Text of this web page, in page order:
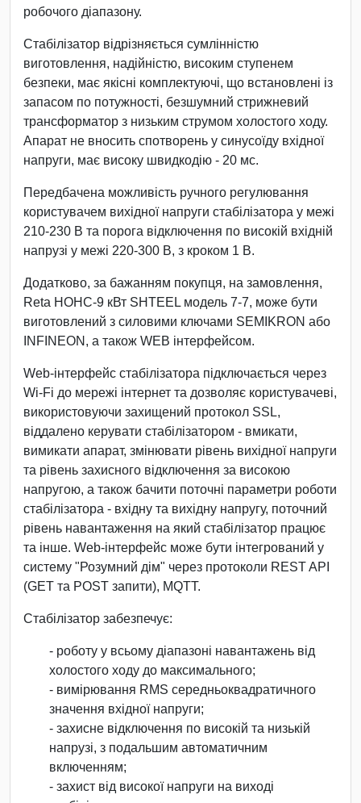
робочого діапазону.
Стабілізатор відрізняється сумлінністю
виготовлення, надійністю, високим ступенем
безпеки, має якісні комплектуючі, що встановлені із
запасом по потужності, безшумний стрижневий
трансформатор з низьким струмом холостого ходу.
Апарат не вносить спотворень у синусоїду вхідної
напруги, має високу швидкодію - 20 мс.
Передбачена можливість ручного регулювання
користувачем вихідної напруги стабілізатора у межі
210-230 В та порога відключення по високій вхідній
напрузі у межі 220-300 В, з кроком 1 В.
Додатково, за бажанням покупця, на замовлення,
Reta НОНС-9 кВт SHTEEL модель 7-7, може бути
виготовлений з силовими ключами SEMIKRON або
INFINEON, а також WEB інтерфейсом.
Web-інтерфейс стабілізатора підключається через
Wi-Fi до мережі інтернет та дозволяє користувачеві,
використовуючи захищений протокол SSL,
віддалено керувати стабілізатором - вмикати,
вимикати апарат, змінювати рівень вихідної напруги
та рівень захисного відключення за високою
напругою, а також бачити поточні параметри роботи
стабілізатора - вхідну та вихідну напругу, поточний
рівень навантаження на який стабілізатор працює
та інше. Web-інтерфейс може бути інтегрований у
систему "Розумний дім" через протоколи REST API
(GET та POST запити), MQTT.
Стабілізатор забезпечує:
- роботу у всьому діапазоні навантажень від
холостого ходу до максимального;
- вимірювання RMS середньоквадратичного
значення вхідної напруги;
- захисне відключення по високій та низькій
напрузі, з подальшим автоматичним
включенням;
- захист від високої напруги на виході